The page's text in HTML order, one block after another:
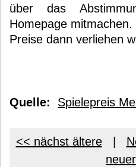
über das
Homepage
Preise dann verliehen
Quelle: Spielepreis
<< nächst ältere|